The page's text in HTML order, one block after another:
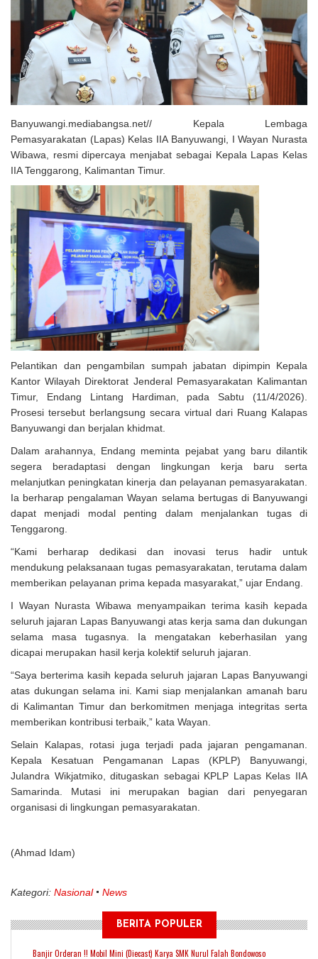
Uji Coba Program NADI JKN
Banyuwangi.mediabangsa.net// Kepala Lembaga
Pemasyarakatan (Lapas) Kelas IIA Banyuwangi, I Wayan Nurasta
Wibawa, resmi dipercaya menjabat sebagai Kepala Lapas Kelas
IIA Tenggarong, Kalimantan Timur.
Pelantikan dan pengambilan sumpah jabatan dipimpin Kepala
Kantor Wilayah Direktorat Jenderal Pemasyarakatan Kalimantan
Timur, Endang Lintang Hardiman, pada Sabtu (11/4/2026).
Prosesi tersebut berlangsung secara virtual dari Ruang Kalapas
Banyuwangi dan berjalan khidmat.
Dalam arahannya, Endang meminta pejabat yang baru dilantik
segera beradaptasi dengan lingkungan kerja baru serta
melanjutkan peningkatan kinerja dan pelayanan pemasyarakatan.
Ia berharap pengalaman Wayan selama bertugas di Banyuwangi
dapat menjadi modal penting dalam menjalankan tugas di
Tenggarong.
“Kami berharap dedikasi dan inovasi terus hadir untuk
mendukung pelaksanaan tugas pemasyarakatan, terutama dalam
memberikan pelayanan prima kepada masyarakat,” ujar Endang.
I Wayan Nurasta Wibawa menyampaikan terima kasih kepada
seluruh jajaran Lapas Banyuwangi atas kerja sama dan dukungan
selama masa tugasnya. Ia mengatakan keberhasilan yang
dicapai merupakan hasil kerja kolektif seluruh jajaran.
“Saya berterima kasih kepada seluruh jajaran Lapas Banyuwangi
atas dukungan selama ini. Kami siap menjalankan amanah baru
di Kalimantan Timur dan berkomitmen menjaga integritas serta
memberikan kontribusi terbaik,” kata Wayan.
Selain Kalapas, rotasi juga terjadi pada jajaran pengamanan.
Kepala Kesatuan Pengamanan Lapas (KPLP) Banyuwangi,
Julandra Wikjatmiko, ditugaskan sebagai KPLP Lapas Kelas IIA
Samarinda. Mutasi ini merupakan bagian dari penyegaran
organisasi di lingkungan pemasyarakatan.
(Ahmad Idam)
Kategori: Nasional News
BERITA POPULER
Banjir Orderan !! Mobil Mini (Diecast) Karya SMK Nurul Falah Bondowoso